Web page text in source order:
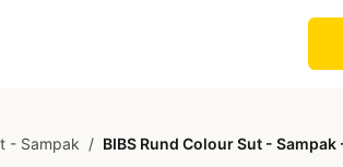
- Sampak / BIBS Rund Colour Sut -